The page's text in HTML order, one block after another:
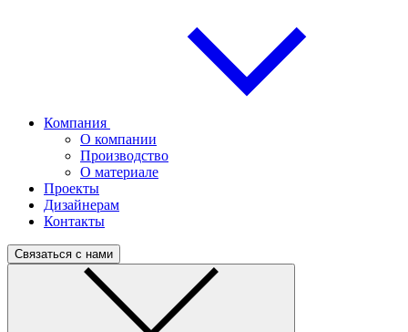
Компания
О компании
Производство
О материале
Проекты
Дизайнерам
Контакты
Связаться с нами